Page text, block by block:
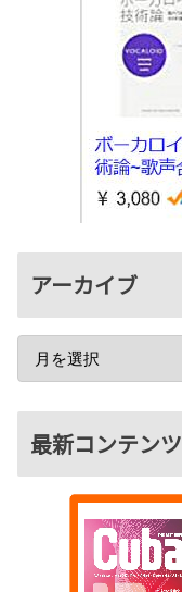
アーカイブ
最新コンテンツ